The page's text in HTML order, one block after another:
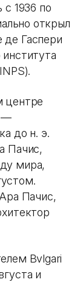
с 1936 по
открыл
Гаспери
центре
—
до н. э.
Пачис,
мира,
Пачис,
Bvlgari
и